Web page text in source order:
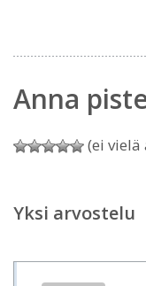
Anna
(ei vielä
Yksi arvostelu